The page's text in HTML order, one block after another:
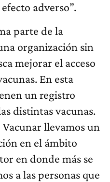
adverso”.
parte de la
organización sin
mejorar el acceso
En esta
un registro
distintas vacunas.
llevamos un
en el ámbito
en donde más se
a las personas que